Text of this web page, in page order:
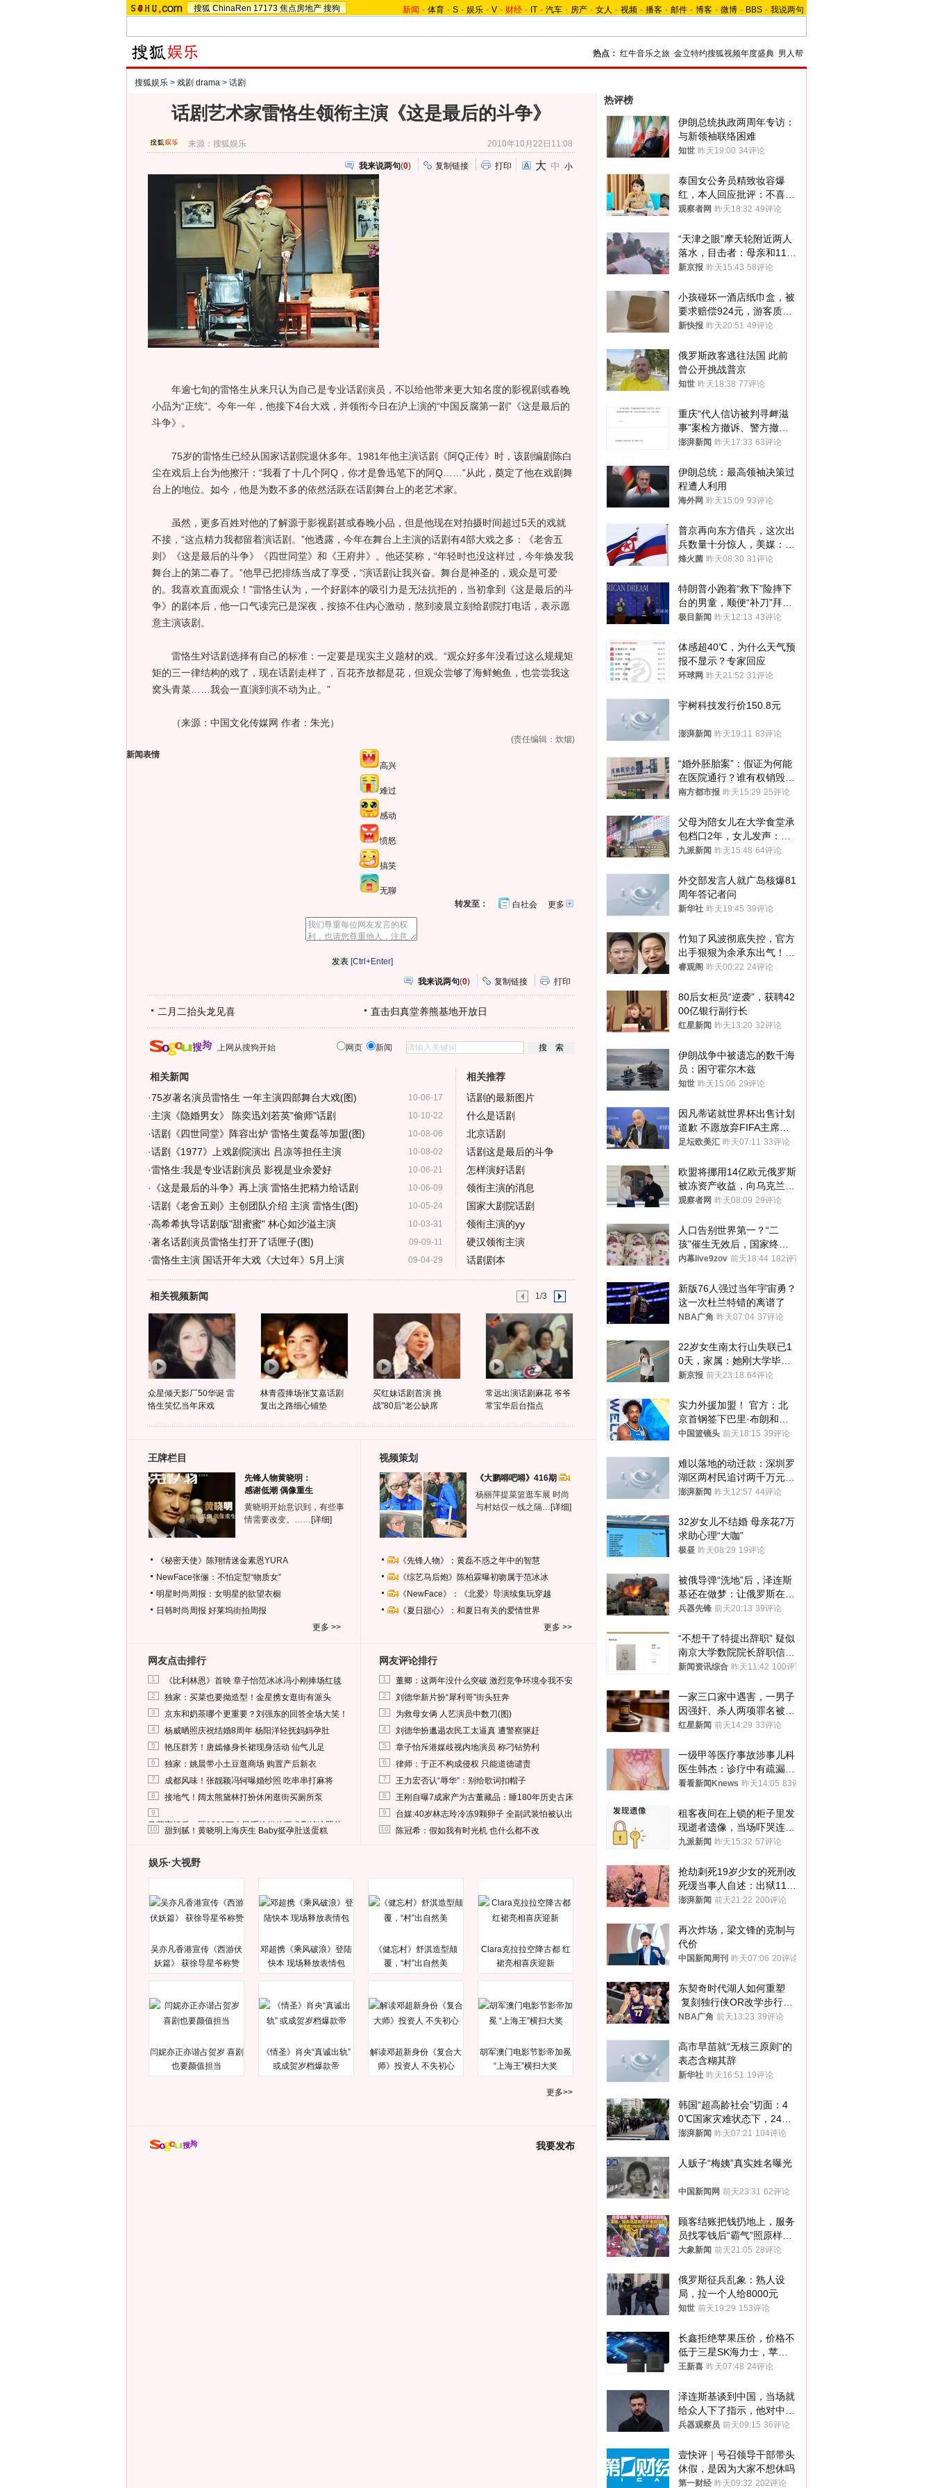
搜狐 ChinaRen 17173 焦点房地产 搜狗 新闻 - 体育 - S - 娱乐 - V - 财经 - IT - 汽车 - 房产 - 女人 - 视频 - 播客 - 邮件 - 博客 - 微博 - BBS - 我说两句
热点： 红牛音乐之旅 金立特约搜狐视频年度盛典 男人帮
搜狐娱乐 > 戏剧 drama > 话剧
话剧艺术家雷恪生领衔主演《这是最后的斗争》
来源：搜狐娱乐 2010年10月22日11:08
我来说两句(0) 复制链接 打印 大 中 小
年逾七旬的雷恪生从来只认为自己是专业话剧演员，不以给他带来更大知名度的影视剧或春晚
小品为“正统”。今年一年，他接下4台大戏，并领衔今日在沪上演的“中国反腐第一剧”《这是最后的
斗争》。
75岁的雷恪生已经从国家话剧院退休多年。1981年他主演话剧《阿Q正传》时，该剧编剧陈白
尘在戏后上台为他擦汗：“我看了十几个阿Q，你才是鲁迅笔下的阿Q……”从此，奠定了他在戏剧舞
台上的地位。如今，他是为数不多的依然活跃在话剧舞台上的老艺术家。
虽然，更多百姓对他的了解源于影视剧甚或春晚小品，但是他现在对拍摄时间超过5天的戏就
不接，“这点精力我都留着演话剧。”他透露，今年在舞台上主演的话剧有4部大戏之多：《老舍五
则》《这是最后的斗争》《四世同堂》和《王府井》。他还笑称，“年轻时也没这样过，今年焕发我
舞台上的第二春了。”他早已把排练当成了享受，“演话剧让我兴奋。舞台是神圣的，观众是可爱
的。我喜欢直面观众！”雷恪生认为，一个好剧本的吸引力是无法抗拒的，当初拿到《这是最后的斗
争》的剧本后，他一口气读完已是深夜，按捺不住内心激动，熬到凌晨立刻给剧院打电话，表示愿
意主演该剧。
雷恪生对话剧选择有自己的标准：一定要是现实主义题材的戏。“观众好多年没看过这么规规矩
矩的三一律结构的戏了，现在话剧走样了，百花齐放都是花，但观众尝够了海鲜鲍鱼，也尝尝我这
窝头青菜……我会一直演到演不动为止。”
（来源： 中国文化传媒网 作者：朱光）
(责任编辑：炊烟)
新闻表情
高兴
难过
感动
愤怒
搞笑
无聊
更多开
转发至： 白社会
[Ctrl+Enter]
我来说两句(0) 复制链接 打印
二月二抬头龙见喜 直击归真堂养熊基地开放日
上网从搜狗开始 网页 新闻
相关新闻
10-06-17
·75岁著名演员雷恪生 一年主演四部舞台大戏(图)
10-10-22
·主演《隐婚男女》 陈奕迅刘若英"偷师"话剧
10-08-06
·话剧《四世同堂》阵容出炉 雷恪生黄磊等加盟(图)
10-08-02
·话剧《1977》上戏剧院演出 吕凉等担任主演
10-06-21
·雷恪生:我是专业话剧演员 影视是业余爱好
10-06-09
· 《这是最后的斗争》再上演 雷恪生把精力给话剧
10-05-24
·话剧《老舍五则》主创团队介绍 主演 雷恪生(图)
10-03-31
·高希希执导话剧版"甜蜜蜜" 林心如沙溢主演
09-09-11
·著名话剧演员雷恪生打开了话匣子(图)
09-04-29
·雷恪生主演 国话开年大戏《大过年》5月上演
相关推荐
话剧的最新图片
什么是话剧
北京话剧
话剧这是最后的斗争
怎样演好话剧
领衔主演的消息
国家大剧院话剧
领衔主演的yy
硬汉领衔主演
话剧剧本
相关视频新闻 1/3
众星倾天影厂50华诞 雷
恪生笑忆当年床戏
林青霞捧场张艾嘉话剧
复出之路细心铺垫
买红妹话剧首演 挑
战"80后"老公缺席
常远出演话剧麻花 爷爷
常宝华后台指点
王牌栏目
先锋人物黄晓明：
感谢低潮 偶像重生
黄晓明开始意识到，有些事
情需要改变。…… [详细]
《秘密天使》陈翔情迷金素恩YURA
NewFace张俪：不怕定型“物质女”
明星时尚周报：女明星的欲望衣橱
日韩时尚周报 好莱坞街拍周报
更多 >>
视频策划
《大鹏嘚吧嘚》416期
杨丽萍提菜篮逛车展 时尚
与村姑仅一线之隔… [详细]
《先锋人物》：黄磊不惑之年中的智慧
《综艺马后炮》陈柏霖曝初吻属于范冰冰
《NewFace》：《北爱》导演续集玩穿越
《夏日甜心》：和夏日有关的爱情世界
更多 >>
网友点击排行
1 《比利林恩》首映 章子怡范冰冰冯小刚捧场红毯
2 独家：买菜也要拗造型！金星携女逛街有派头
3 京东和奶茶哪个更重要？刘强东的回答全场大笑！
4 杨威晒照庆祝结婚8周年 杨阳洋轻抚妈妈孕肚
5 艳压群芳！唐嫣修身长裙现身活动 仙气儿足
6 独家：姚晨带小土豆逛商场 购置产后新衣
7 成都风味！张靓颖冯轲曝婚纱照 吃串串打麻将
8 接地气！阔太熊黛林打扮休闲逛街买厕所泵
9
马蓉离婚后，砸1000万人民币给媒体要求删掉这照片
10 甜到腻！黄晓明上海庆生 Baby挺孕肚送蛋糕
网友评论排行
1 董卿：这两年没什么突破 激烈竞争环境令我不安
2 刘德华新片扮“犀利哥”街头狂奔
3 为救母女俩 人艺演员中数刀(图)
4 刘德华扮邋遢农民工太逼真 遭警察驱赶
5 章子怡斥港媒歧视内地演员 称刁钻势利
6 律师：于正不构成侵权 只能道德谴责
7 王力宏否认“辱华”：别给歌词扣帽子
8 王刚自曝7成家产为古董藏品：睡180年历史古床
9 台媒:40岁林志玲冷冻9颗卵子 全副武装怕被认出
10 陈冠希：假如我有时光机 也什么都不改
娱乐·大视野
吴亦凡香港宣传《西游伏
妖篇》 获徐导星爷称赞
邓超携《乘风破浪》登陆
快本 现场释放表情包
《健忘村》舒淇造型颠
覆，“村”出自然美
Clara克拉拉空降古都 红
裙亮相喜庆迎新
闫妮亦正亦谐占贺岁 喜剧
也要颜值担当
《情圣》肖央“真诚出轨”
或成贺岁档爆款帝
解读邓超新身份《复合大
师》投资人 不失初心
胡军澳门电影节影帝加冕
“上海王”横扫大奖
更多>>
我要发布
热评榜
伊朗总统执政两周年专访：
与新领袖联络困难
知世 昨天19:00 34评论
泰国女公务员精致妆容爆
红，本人回应批评：不喜欢
就别看
观察者网 昨天18:32 49评论
“天津之眼”摩天轮附近两人
落水，目击者：母亲和11岁
儿子先后被打捞上岸
新京报 昨天15:43 58评论
小孩碰坏一酒店纸巾盒，被
要求赔偿924元，游客质疑
酒店房客物品超高标价，市
新快报 昨天20:51 49评论
俄罗斯政客逃往法国 此前
曾公开挑战普京
知世 昨天18:38 77评论
重庆“代人信访被判寻衅滋
事”案检方撤诉、警方撤
案，两被告人获国赔
澎湃新闻 昨天17:33 63评论
伊朗总统：最高领袖决策过
程遭人利用
海外网 昨天15:09 93评论
普京再向东方借兵，这次出
兵数量十分惊人，美媒：俄
朝要动真格？
烽火菌 昨天08:30 31评论
特朗普小跑着“救下”险摔下
台的男童，顺便“补刀”拜
登：“我可不想他像拜登一
极目新闻 昨天12:13 43评论
体感超40℃，为什么天气预
报不显示？专家回应
环球网 昨天21:52 31评论
宇树科技发行价150.8元
澎湃新闻 昨天19:11 83评论
“婚外胚胎案”：假证为何能
在医院通行？谁有权销毁胚
胎？
南方都市报 昨天15:29 25评论
父母为陪女儿在大学食堂承
包档口2年，女儿发声：初
衷是为了陪伴，毕业后将不
九派新闻 昨天15:48 64评论
外交部发言人就广岛核爆81
周年答记者问
新华社 昨天19:45 39评论
竹知了风波彻底失控，官方
出手狠狠为余承东出气！雷
军果然没说错
睿观阁 昨天00:22 24评论
80后女柜员“逆袭”，获聘42
00亿银行副行长
红星新闻 昨天13:20 32评论
伊朗战争中被遗忘的数千海
员：困守霍尔木兹
知世 昨天15:06 29评论
因凡蒂诺就世界杯出售计划
道歉 不愿放弃FIFA主席职
位
足坛欧美汇 昨天07:11 33评论
欧盟将挪用14亿欧元俄罗斯
被冻资产收益，向乌克兰提
供援助
观察者网 昨天08:09 29评论
人口告别世界第一？“二
孩”催生无效后，国家终于
向住房出手了！
内幕live9zov 前天18:44 182评论
新版76人强过当年宇宙勇？
这一次杜兰特错的离谱了
NBA广角 昨天07:04 37评论
22岁女生南太行山失联已1
0天，家属：她刚大学毕业
想到山里旅行
新京报 前天23:18 64评论
实力外援加盟！ 官方：北
京首钢签下巴里·布朗和桑
普森
中国篮镜头 前天18:15 39评论
难以落地的动迁款：深圳罗
湖区两村民追讨两千万元动
迁款八年未果
澎湃新闻 昨天12:57 44评论
32岁女儿不结婚 母亲花7万
求助心理“大咖”
极昼 昨天08:29 19评论
被俄导弹“洗地”后，泽连斯
基还在做梦：让俄罗斯在冬
季前求和？
兵器先锋 前天20:13 39评论
“不想干了特提出辞职” 疑似
南京大学数院院长辞职信流
传 院方回应
新闻资讯综合 昨天11:42 100评论
一家三口家中遇害，一男子
因强奸、杀人两项罪名被判
死缓 最高检介入后改判无
红星新闻 前天14:29 33评论
一级甲等医疗事故涉事儿科
医生韩杰：诊疗中有疏漏，
我认错，但不能认罪
看看新闻Knews 昨天14:05 83评论
租客夜间在上锁的柜子里发
现逝者遗像，当场吓哭连夜
搬离，房东退还押金
九派新闻 昨天15:32 57评论
抢劫刺死19岁少女的死刑改
死缓当事人自述：出狱11年
间始终刻意躲避被害人家属
澎湃新闻 前天21:22 200评论
再次炸场，梁文锋的克制与
代价
中国新闻周刊 昨天07:06 20评论
东契奇时代湖人如何重塑
复刻独行侠OR改学步行
者？
NBA广角 前天13:23 39评论
高市早苗就“无核三原则”的
表态含糊其辞
新华社 昨天16:51 19评论
韩国“超高龄社会”切面：4
0℃国家灾难状态下，2400
名首尔老人还在巷子里收废
澎湃新闻 昨天07:21 104评论
人贩子“梅姨”真实姓名曝光
中国新闻网 前天23:31 62评论
顾客结账把钱扔地上，服务
员找零钱后“霸气”照原样扔
回去
大象新闻 前天21:05 28评论
俄罗斯征兵乱象：熟人设
局，拉一个人给8000元
知世 前天19:29 153评论
长鑫拒绝苹果压价，价格不
低于三星SK海力士，苹果
失去了议价权
王新喜 昨天07:48 24评论
泽连斯基谈到中国，当场就
给众人下了指示，他对中国
和中乌关系，显然又有了新
兵器观察员 前天09:15 36评论
壹快评｜号召领导干部带头
休假，是因为大家不想休吗
第一财经 昨天09:32 202评论